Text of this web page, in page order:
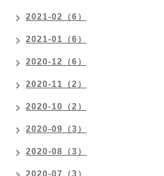
2021-02（6）
2021-01（6）
2020-12（6）
2020-11（2）
2020-10（2）
2020-09（3）
2020-08（3）
2020-07（3）